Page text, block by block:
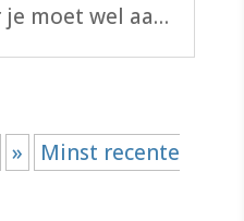
moet wel aan
voldoen.
»
Minst recente